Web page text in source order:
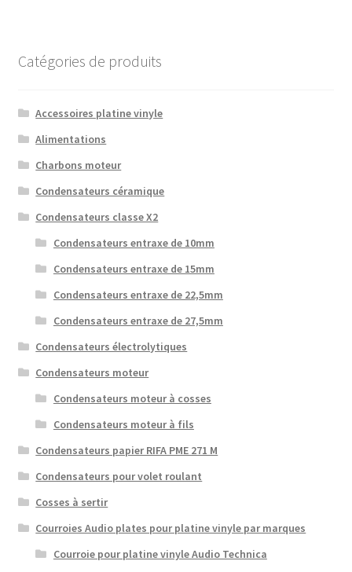
Catégories de produits
Accessoires platine vinyle
Alimentations
Charbons moteur
Condensateurs céramique
Condensateurs classe X2
Condensateurs entraxe de 10mm
Condensateurs entraxe de 15mm
Condensateurs entraxe de 22,5mm
Condensateurs entraxe de 27,5mm
Condensateurs électrolytiques
Condensateurs moteur
Condensateurs moteur à cosses
Condensateurs moteur à fils
Condensateurs papier RIFA PME 271 M
Condensateurs pour volet roulant
Cosses à sertir
Courroies Audio plates pour platine vinyle par marques
Courroie pour platine vinyle Audio Technica